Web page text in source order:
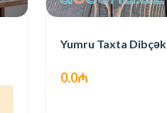
Yumru Taxta Dibçək
0.0₼